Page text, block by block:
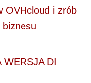
OVHcloud i zrób
biznesu
WERSJA DI